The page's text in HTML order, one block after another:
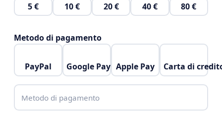
5 €
10 € 20 € 40 € 80 €
Metodo di pagamento
PayPal Google Pay Apple Pay Carta di
Metodo di pagamento